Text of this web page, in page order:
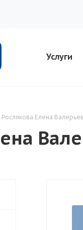
Услуги
Рослякова Елена